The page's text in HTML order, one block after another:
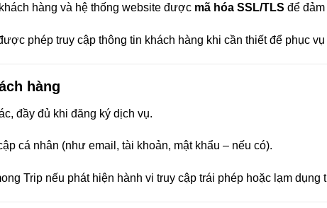
hàng và hệ thống website được mã hóa SSL/TLS để
phép truy cập thông tin khách hàng khi cần thiết để phục
hàng
đầy đủ khi đăng ký dịch vụ.
cá nhân (như email, tài khoản, mật khẩu – nếu có).
Trip nếu phát hiện hành vi truy cập trái phép hoặc lạm dụng